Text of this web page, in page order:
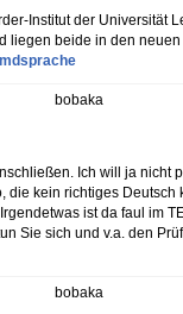
Institut der Universität
liegen beide in den neuen
bobaka
Ich will ja nicht
die kein richtiges
ist da faul im
Sie sich und v.a. den
bobaka